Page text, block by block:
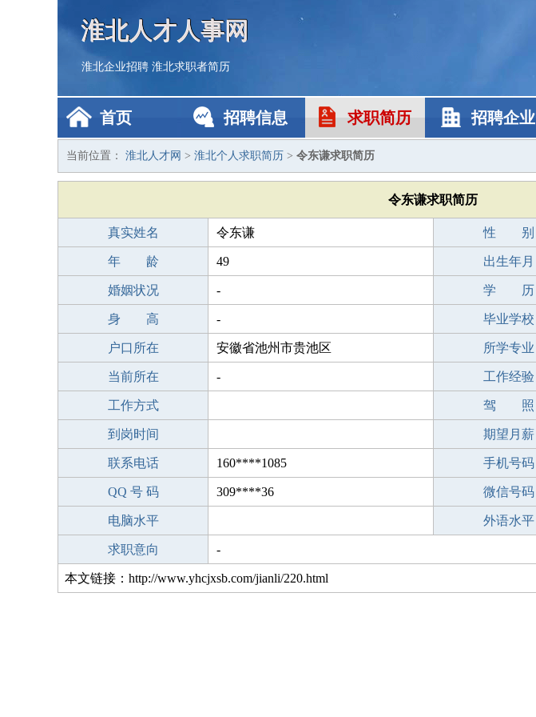
淮北人才人事网
淮北企业招聘 淮北求职者简历
首页 招聘信息 求职简历 招聘企业
当前位置： 淮北人才网 > 淮北个人求职简历 > 令东谦求职简历
令东谦求职简历
真实姓名 令东谦 性 别
年 龄 49 出生年月
婚姻状况 - 学 历
身 高 - 毕业学校
户口所在 安徽省池州市贵池区 所学专业
当前所在 - 工作经验
工作方式 驾 照
到岗时间 期望月薪
联系电话 160****1085 手机号码
QQ 号 码 309****36 微信号码
电脑水平 外语水平
求职意向 -
本文链接：http://www.yhcjxsb.com/jianli/220.html